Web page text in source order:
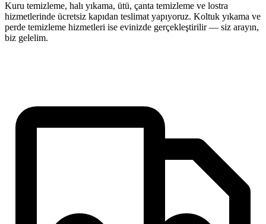
Kuru temizleme, halı yıkama, ütü, çanta temizleme ve lostra
hizmetlerinde ücretsiz kapıdan teslimat yapıyoruz. Koltuk yıkama ve
perde temizleme hizmetleri ise evinizde gerçekleştirilir — siz arayın,
biz gelelim.